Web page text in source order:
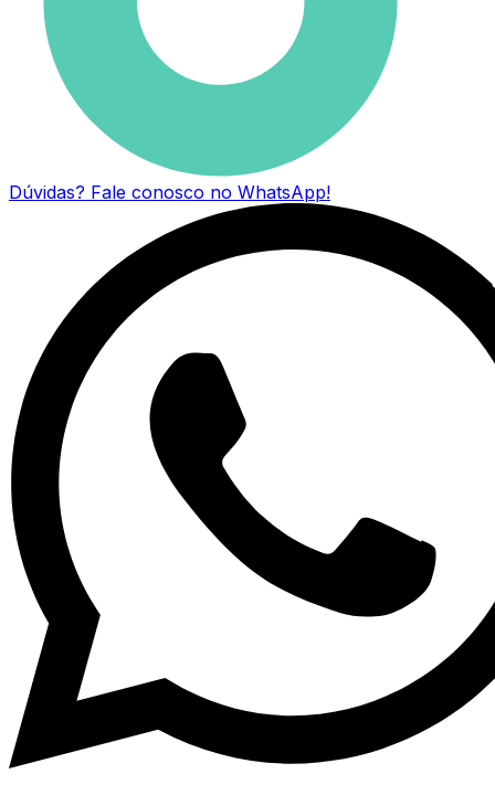
Dúvidas? Fale conosco no WhatsApp!